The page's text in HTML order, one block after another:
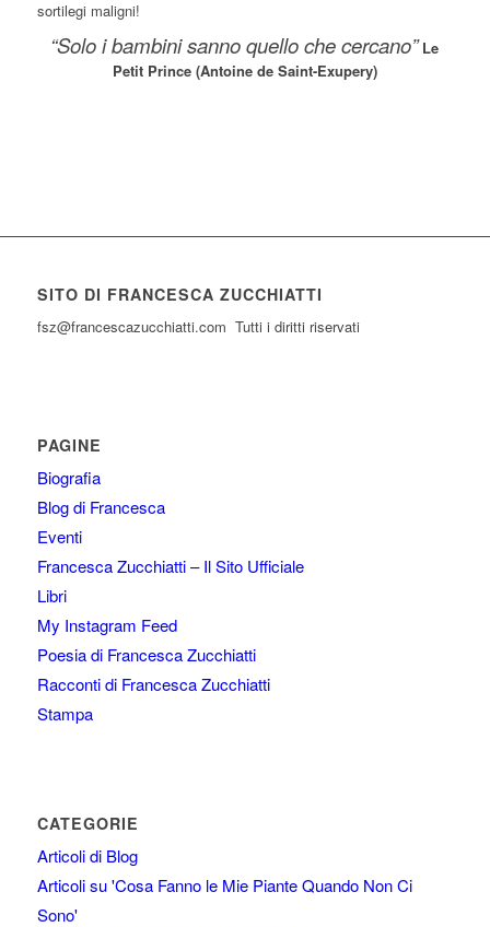
sortilegi maligni!
“Solo i bambini sanno quello che cercano” Le
Petit Prince (Antoine de Saint-Exupery)
SITO DI FRANCESCA ZUCCHIATTI
fsz@francescazucchiatti.com Tutti i diritti riservati
PAGINE
Biografia
Blog di Francesca
Eventi
Francesca Zucchiatti – Il Sito Ufficiale
Libri
My Instagram Feed
Poesia di Francesca Zucchiatti
Racconti di Francesca Zucchiatti
Stampa
CATEGORIE
Articoli di Blog
Articoli su 'Cosa Fanno le Mie Piante Quando Non Ci
Sono'